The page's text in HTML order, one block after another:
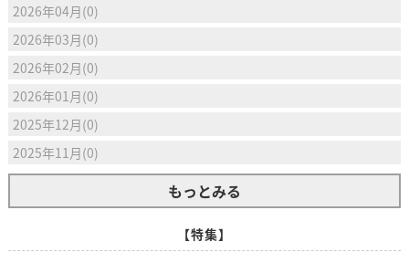
2026年04月(0)
2026年03月(0)
2026年02月(0)
2026年01月(0)
2025年12月(0)
2025年11月(0)
もっとみる
【特集】